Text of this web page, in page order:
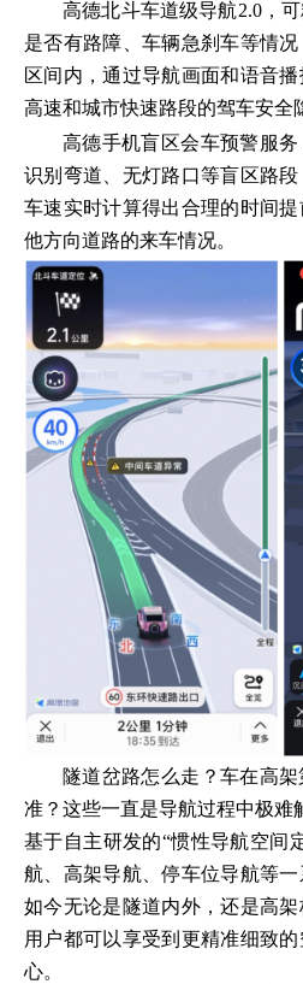
高德北斗车道级导航2.0，
是否有路障、车辆急刹车等情
区间内，通过导航画面和语音
高速和城市快速路段的驾车安全
高德手机盲区会车预警服
识别弯道、无灯路口等盲区路
车速实时计算得出合理的时间
他方向道路的来车情况。
隧道岔路怎么走？车在高
准？这些一直是导航过程中极难
基于自主研发的“惯性导航空间
航、高架导航、停车位导航等一
如今无论是隧道内外，还是高架
用户都可以享受到更精准细致
心。